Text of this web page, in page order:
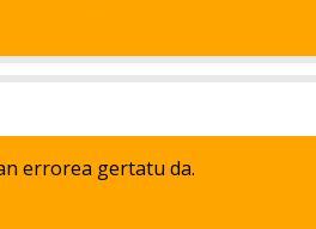
errorea gertatu da.